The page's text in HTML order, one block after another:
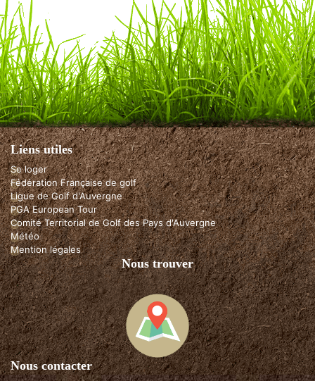
Liens utiles
Se loger
Fédération Française de golf
Ligue de Golf d'Auvergne
PGA European Tour
Comité Territorial de Golf des Pays d'Auvergne
Météo
Mention légales
Nous trouver
Nous contacter